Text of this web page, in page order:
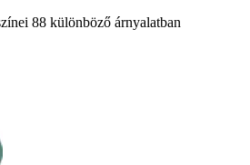
88 különböző árnyalatban